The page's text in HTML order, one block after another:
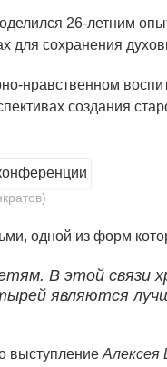
26-летним
для сохранения
нравственном
создания
одной из форм
В этой связи
являются
выступление Алексея